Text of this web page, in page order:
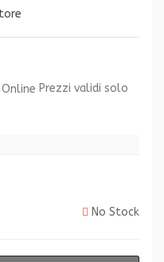
Prezzi validi solo
No Stock